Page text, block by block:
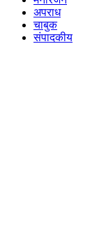
अपराध
चाबुक
संपादकीय